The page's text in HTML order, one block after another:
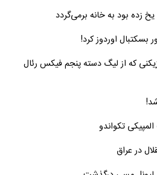
زده بود به خانه برمی‌گردد
در ۱۸ ماه؛ بازیکنی که از لیگ دسته پنجم فیکس رئال
تکواندو